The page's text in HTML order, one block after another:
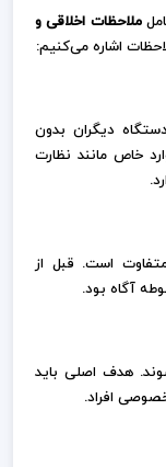
ملاحظات اخلاقی و
اشاره می‌کنیم:
دیگران بدون
خاص مانند نظارت
است. قبل از
آگاه بود.
هدف اصلی باید
افراد.